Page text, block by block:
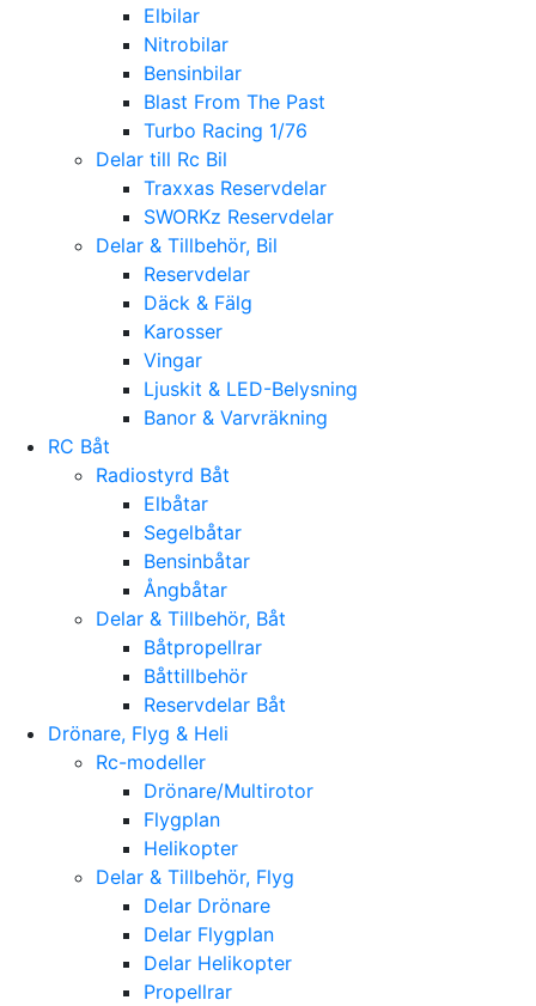
Elbilar
Nitrobilar
Bensinbilar
Blast From The Past
Turbo Racing 1/76
Delar till Rc Bil
Traxxas Reservdelar
SWORKz Reservdelar
Delar & Tillbehör, Bil
Reservdelar
Däck & Fälg
Karosser
Vingar
Ljuskit & LED-Belysning
Banor & Varvräkning
RC Båt
Radiostyrd Båt
Elbåtar
Segelbåtar
Bensinbåtar
Ångbåtar
Delar & Tillbehör, Båt
Båtpropellrar
Båttillbehör
Reservdelar Båt
Drönare, Flyg & Heli
Rc-modeller
Drönare/Multirotor
Flygplan
Helikopter
Delar & Tillbehör, Flyg
Delar Drönare
Delar Flygplan
Delar Helikopter
Propellrar